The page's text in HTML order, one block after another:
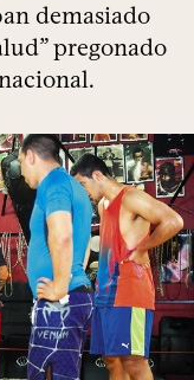
demasiado
pregonado